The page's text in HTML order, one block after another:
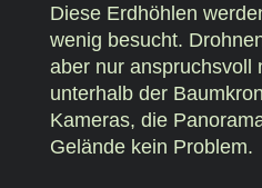
Diese Erdhöhlen
wenig besucht.
aber nur anspruchsvoll
unterhalb der
Kameras, die
Gelände kein Problem.